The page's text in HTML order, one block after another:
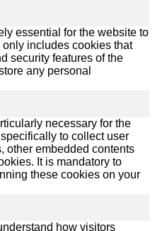
essential for the website to
includes cookies that
security features of the
any personal
necessary for the
to collect user
other embedded contents
It is mandatory to
these cookies on your
how visitors